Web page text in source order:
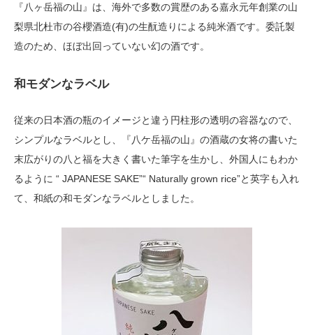
『八ヶ岳福の山』は、海外で多数の賞歴のある嘉永元年創業の山
梨県北杜市の谷櫻酒造(有)の生酛造りによる純米酒です。委託製
造のため、ほぼ出回っていない幻の酒です。
和モダンなラベル
従来の日本酒の瓶のイメージと違う円柱形の透明の容器なので、
シンプルなラベルとし、『八ケ岳福の山』の酒蔵の女将の書いた
末広がりの八と福を大きく書いた筆字を生かし、外国人にもわか
るように “ JAPANESE SAKE”“ Naturally grown rice”と英字も入れ
て、和紙の和モダンなラベルとしました。